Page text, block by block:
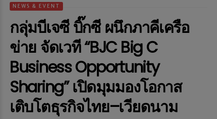
NEWS & EVENT
กลุ่มบีเจซี บิ๊กซี ผนึกภาคีเครือ
ข่าย จัดเวที “BJC Big C
Business Opportunity
Sharing” เปิดมุมมองโอกาส
เติบโตธุรกิจไทย–เวียดนาม